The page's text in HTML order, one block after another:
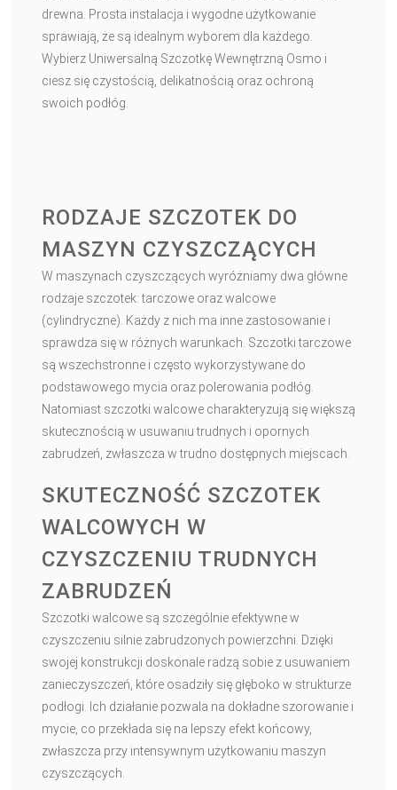
drewna. Prosta instalacja i wygodne użytkowanie
sprawiają, że są idealnym wyborem dla każdego.
Wybierz Uniwersalną Szczotkę Wewnętrzną Osmo i
ciesz się czystością, delikatnością oraz ochroną
swoich podłóg.
RODZAJE SZCZOTEK DO
MASZYN CZYSZCZĄCYCH
W maszynach czyszczących wyróżniamy dwa główne
rodzaje szczotek: tarczowe oraz walcowe
(cylindryczne). Każdy z nich ma inne zastosowanie i
sprawdza się w różnych warunkach. Szczotki tarczowe
są wszechstronne i często wykorzystywane do
podstawowego mycia oraz polerowania podłóg.
Natomiast szczotki walcowe charakteryzują się większą
skutecznością w usuwaniu trudnych i opornych
zabrudzeń, zwłaszcza w trudno dostępnych miejscach.
SKUTECZNOŚĆ SZCZOTEK
WALCOWYCH W
CZYSZCZENIU TRUDNYCH
ZABRUDZEŃ
Szczotki walcowe są szczególnie efektywne w
czyszczeniu silnie zabrudzonych powierzchni. Dzięki
swojej konstrukcji doskonale radzą sobie z usuwaniem
zanieczyszczeń, które osadziły się głęboko w strukturze
podłogi. Ich działanie pozwala na dokładne szorowanie i
mycie, co przekłada się na lepszy efekt końcowy,
zwłaszcza przy intensywnym użytkowaniu maszyn
czyszczących.